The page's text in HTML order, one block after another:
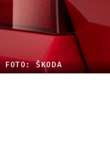
FOTO: ŠKODA